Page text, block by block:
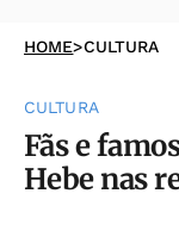
HOME>CULTURA
CULTURA
Fãs e
Hebe nas